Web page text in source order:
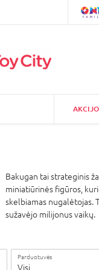
Bakugan tai strateginis
miniatiūrinės figūros,
skelbiamas nugalėtojas.
sužavėjo milijonus vaikų.
Parduotuvės
Visi